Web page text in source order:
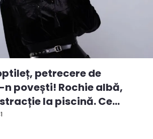
petrecere de
povești! Rochie albă,
la piscină. Ce